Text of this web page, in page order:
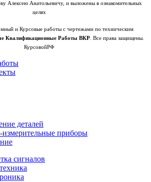
Алексею Анатольевичу, и выложены в ознакомительных
целях
и Курсовые работы с чертежами по техническим
Квалификационные Работы ВКР. Все права защищены.
КурсовойРФ
деталей
измерительные приборы
сигналов